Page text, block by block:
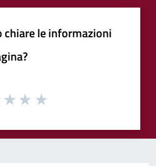
chiare le informazioni